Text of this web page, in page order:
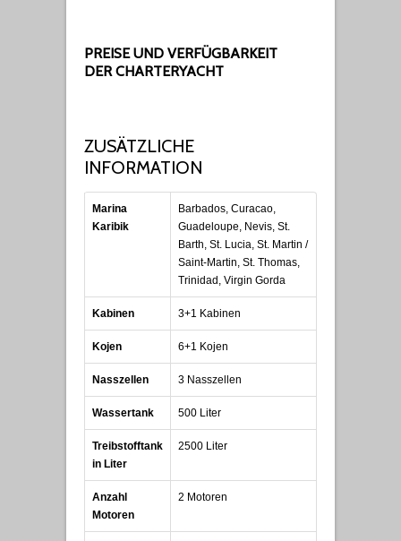
PREISE UND VERFÜGBARKEIT
DER CHARTERYACHT
ZUSÄTZLICHE
INFORMATION
Marina
Karibik
Barbados, Curacao,
Guadeloupe, Nevis, St.
Barth, St. Lucia, St. Martin /
Saint-Martin, St. Thomas,
Trinidad, Virgin Gorda
Kabinen 3+1 Kabinen
Kojen 6+1 Kojen
Nasszellen 3 Nasszellen
Wassertank 500 Liter
Treibstofftank
in Liter
2500 Liter
Anzahl
Motoren
2 Motoren